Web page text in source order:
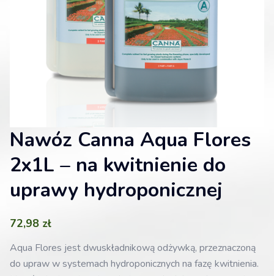
Nawóz Canna Aqua Flores
2x1L – na kwitnienie do
uprawy hydroponicznej
72,98 zł
Aqua Flores jest dwuskładnikową odżywką, przeznaczoną
do upraw w systemach hydroponicznych na fazę kwitnienia.